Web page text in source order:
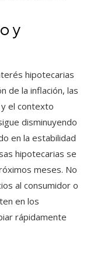
y
hipotecarias
de la inflación, las
el contexto
disminuyendo
en la estabilidad
hipotecarias se
meses. No
al consumidor o
en los
rápidamente